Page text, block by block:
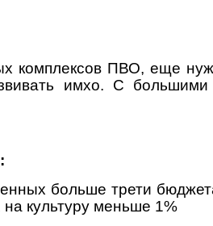
комплексов ПВО, еще
имхо. С
:
больше трети
культуру меньше 1%